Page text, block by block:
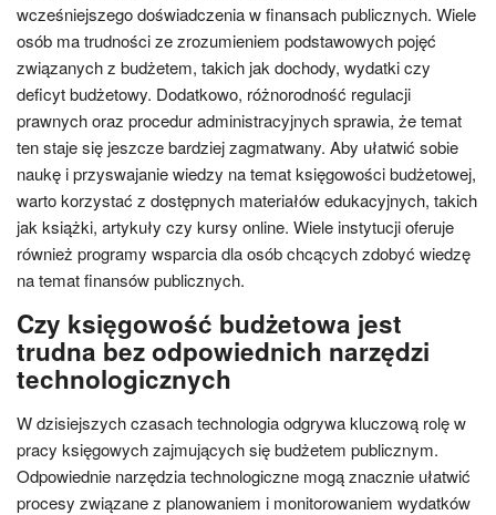
wcześniejszego doświadczenia w finansach publicznych. Wiele
osób ma trudności ze zrozumieniem podstawowych pojęć
związanych z budżetem, takich jak dochody, wydatki czy
deficyt budżetowy. Dodatkowo, różnorodność regulacji
prawnych oraz procedur administracyjnych sprawia, że temat
ten staje się jeszcze bardziej zagmatwany. Aby ułatwić sobie
naukę i przyswajanie wiedzy na temat księgowości budżetowej,
warto korzystać z dostępnych materiałów edukacyjnych, takich
jak książki, artykuły czy kursy online. Wiele instytucji oferuje
również programy wsparcia dla osób chcących zdobyć wiedzę
na temat finansów publicznych.
Czy księgowość budżetowa jest
trudna bez odpowiednich narzędzi
technologicznych
W dzisiejszych czasach technologia odgrywa kluczową rolę w
pracy księgowych zajmujących się budżetem publicznym.
Odpowiednie narzędzia technologiczne mogą znacznie ułatwić
procesy związane z planowaniem i monitorowaniem wydatków